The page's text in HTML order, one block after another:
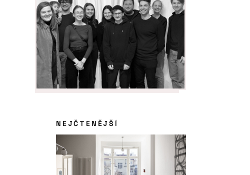
NEJČTENĚJŠÍ